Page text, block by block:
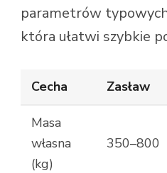
parametrów
która ułatwi szybkie
Cecha Zasław
Masa
własna
(kg)
350–800